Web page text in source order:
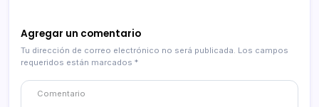
Agregar un comentario
Tu dirección de correo electrónico no será publicada. Los campos
requeridos están marcados *